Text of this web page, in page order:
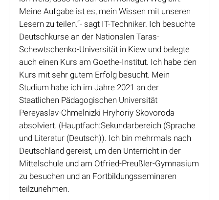
Meine Aufgabe ist es, mein Wissen mit unseren
Lesern zu teilen.“- sagt IT-Techniker. Ich besuchte
Deutschkurse an der Nationalen Taras-
Schewtschenko-Universität in Kiew und belegte
auch einen Kurs am Goethe-Institut. Ich habe den
Kurs mit sehr gutem Erfolg besucht. Mein
Studium habe ich im Jahre 2021 an der
Staatlichen Pädagogischen Universität
Pereyaslav-Chmelnizki Hryhoriy Skovoroda
absolviert. (Hauptfach:Sekundarbereich (Sprache
und Literatur (Deutsch)). Ich bin mehrmals nach
Deutschland gereist, um den Unterricht in der
Mittelschule und am Otfried-Preußler-Gymnasium
zu besuchen und an Fortbildungsseminaren
teilzunehmen.